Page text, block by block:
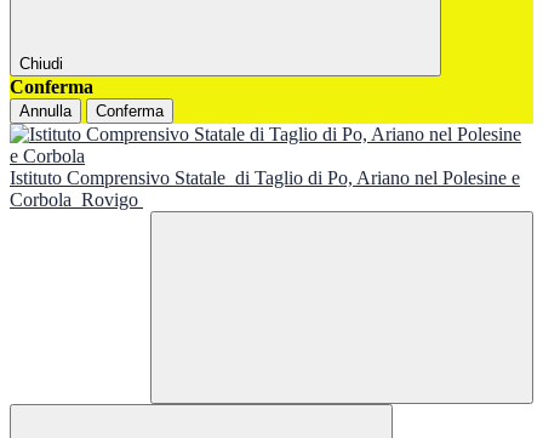
Chiudi
Conferma
Annulla Conferma
Istituto Comprensivo Statale di Taglio di Po, Ariano nel Polesine e
Corbola Rovigo